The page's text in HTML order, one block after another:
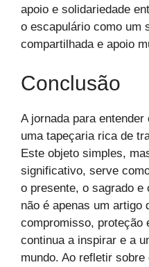
apoio e solidariedade
o escapulário como um
compartilhada e apoio
Conclusão
A jornada para
uma tapeçaria rica de
Este objeto simples,
significativo, serve
o presente, o sagrado
não é apenas um artigo
compromisso, proteção
continua a inspirar e a
mundo. Ao refletir